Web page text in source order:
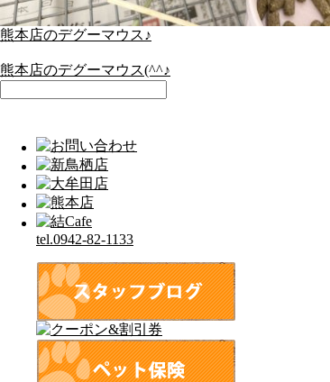
熊本店のデグーマウス♪
熊本店のデグーマウス(^^♪
tel.0942-82-1133